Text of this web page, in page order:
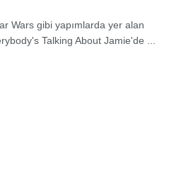
Wars gibi yapımlarda yer alan
Talking About Jamie'de ...